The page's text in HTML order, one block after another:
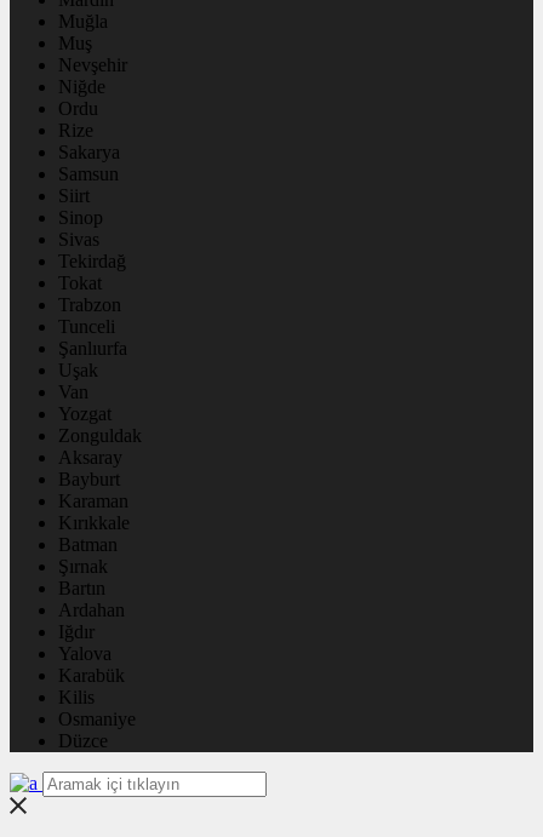
Muğla
Muş
Nevşehir
Niğde
Ordu
Rize
Sakarya
Samsun
Siirt
Sinop
Sivas
Tekirdağ
Tokat
Trabzon
Tunceli
Şanlıurfa
Uşak
Van
Yozgat
Zonguldak
Aksaray
Bayburt
Karaman
Kırıkkale
Batman
Şırnak
Bartın
Ardahan
Iğdır
Yalova
Karabük
Kilis
Osmaniye
Düzce